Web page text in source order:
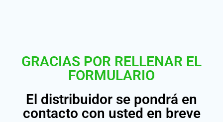
GRACIAS POR RELLENAR EL
FORMULARIO
El distribuidor se pondrá en
contacto con usted en breve